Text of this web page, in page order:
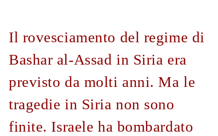
Il rovesciamento del regime di
Bashar al-Assad in Siria era
previsto da molti anni. Ma le
tragedie in Siria non sono
finite. Israele ha bombardato